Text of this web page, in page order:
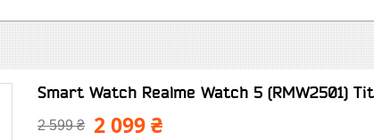
Smart Watch Realme Watch 5 (RMW2501)
2 599 ₴ 2 099 ₴